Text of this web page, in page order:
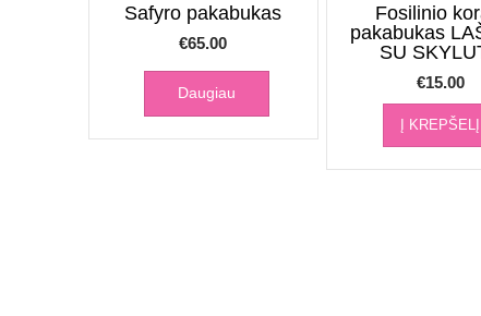
Safyro pakabukas
€65.00
Daugiau
Fosilinio
pakabukas
SU
€15.00
Į KREPŠELĮ